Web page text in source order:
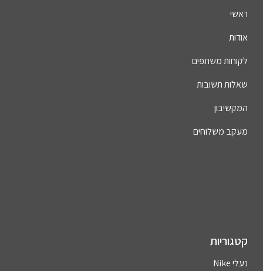
ראשי
אודות
לקוחות משתפים
שאלות תשובות
המקשיבון
מעקב משלוחים
קטגוריות
נעלי Nike